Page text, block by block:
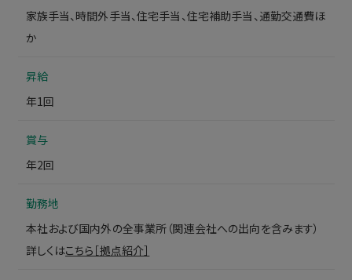
家族手当、時間外手当、住宅手当、住宅補助手当、通勤交通費ほ
か
昇給
年1回
賞与
年2回
勤務地
本社および国内外の全事業所（関連会社への出向を含みます）
詳しくはこちら［拠点紹介］